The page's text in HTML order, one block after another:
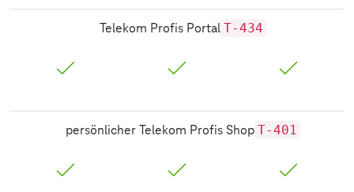
Telekom Profis Portal T-434
persönlicher Telekom Profis Shop T-401